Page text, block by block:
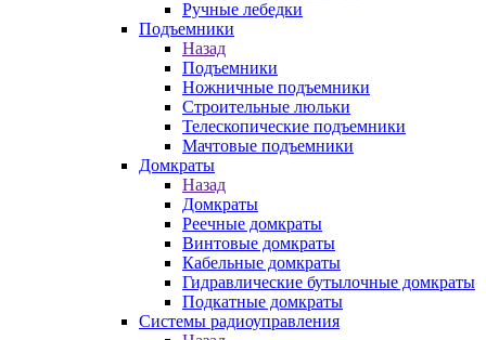
Ручные лебедки
Подъемники
Назад
Подъемники
Ножничные подъемники
Строительные люльки
Телескопические подъемники
Мачтовые подъемники
Домкраты
Назад
Домкраты
Реечные домкраты
Винтовые домкраты
Кабельные домкраты
Гидравлические бутылочные домкраты
Подкатные домкраты
Системы радиоуправления